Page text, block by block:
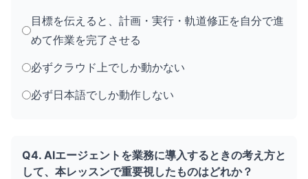
目標を伝えると、計画・実行・軌道修正を自分で進
めて作業を完了させる
必ずクラウド上でしか動かない
必ず日本語でしか動作しない
Q4. AIエージェントを業務に導入するときの考え方と
して、本レッスンで重要視したものはどれか？